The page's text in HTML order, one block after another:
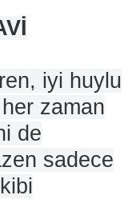
iyi huylu
zaman
de
sadece